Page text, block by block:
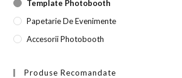
Template Photobooth
Papetarie De Evenimente
Accesorii Photobooth
Produse Recomandate